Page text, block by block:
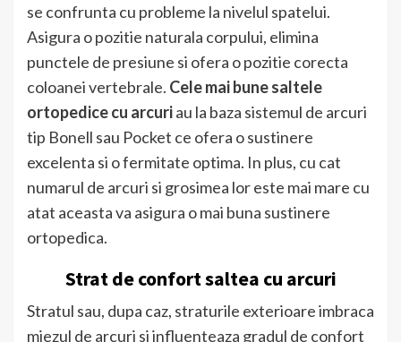
se confrunta cu probleme la nivelul spatelui.
Asigura o pozitie naturala corpului, elimina
punctele de presiune si ofera o pozitie corecta
coloanei vertebrale. Cele mai bune saltele
ortopedice cu arcuriau la baza sistemul de arcuri
tip Bonell sau Pocket ce ofera o sustinere
excelenta si o fermitate optima. In plus, cu cat
numarul de arcuri si grosimea lor este mai mare cu
atat aceasta va asigura o mai buna sustinere
ortopedica.
Strat de confort saltea cu arcuri
Stratul sau, dupa caz, straturile exterioare imbraca
miezul de arcuri si influenteaza gradul de confort